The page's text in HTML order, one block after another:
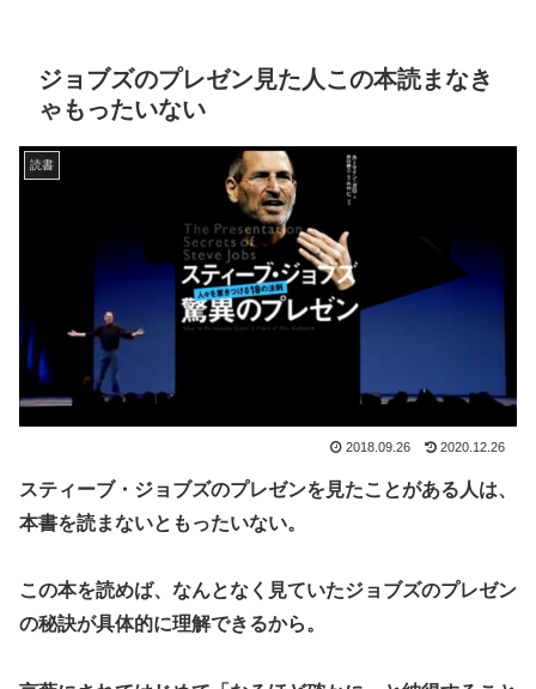
ジョブズのプレゼン見た人この本読まなき
ゃもったいない
読書
2018.09.26 2020.12.26
スティーブ・ジョブズのプレゼンを見たことがある人は、
本書を読まないともったいない。
この本を読めば、なんとなく見ていたジョブズのプレゼン
の秘訣が具体的に理解できるから。